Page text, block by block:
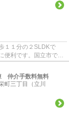
１１分の２SLDKで
便利です。国立市でお
仲介手数料無料
町三丁目（立川